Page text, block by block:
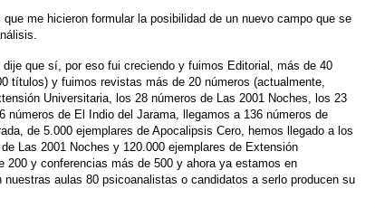
me hicieron formular la posibilidad de un nuevo campo que se
que sí, por eso fui creciendo y fuimos Editorial, más de 40
títulos) y fuimos revistas más de 20 números (actualmente,
Universitaria, los 28 números de Las 2001 Noches, los 23
números de El Indio del Jarama, llegamos a 136 números de
de 5.000 ejemplares de Apocalipsis Cero, hemos llegado a los
Las 2001 Noches y 120.000 ejemplares de Extensión
200 y conferencias más de 500 y ahora ya estamos en
nuestras aulas 80 psicoanalistas o candidatos a serlo producen su